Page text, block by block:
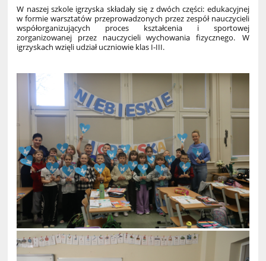
W naszej szkole igrzyska składały się z dwóch części: edukacyjnej
w formie warsztatów przeprowadzonych przez zespół nauczycieli
współorganizujących proces kształcenia i sportowej
zorganizowanej przez nauczycieli wychowania fizycznego. W
igrzyskach wzięli udział uczniowie klas I-III.